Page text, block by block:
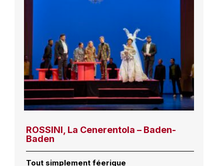
ROSSINI, La Cenerentola – Baden-
Baden
Tout simplement féerique